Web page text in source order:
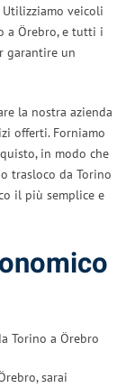
veicoli
a Örebro, e tutti i
garantire un
la nostra azienda
offerti. Forniamo
in modo che
trasloco da Torino
il più semplice e
Torino a Örebro
sarai